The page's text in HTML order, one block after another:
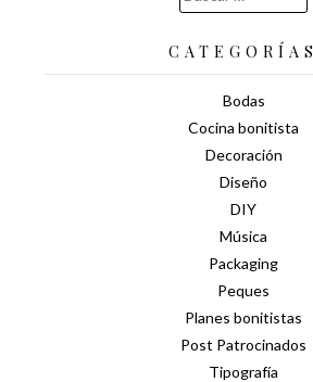
CATEGORÍAS
Bodas
Cocina bonitista
Decoración
Diseño
DIY
Música
Packaging
Peques
Planes bonitistas
Post Patrocinados
Tipografía